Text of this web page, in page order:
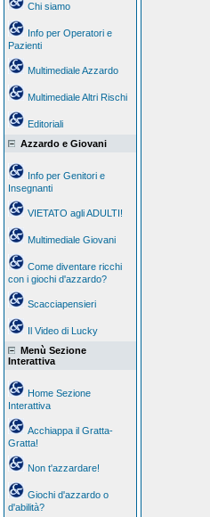
Chi siamo
Info per Operatori e
Pazienti
Multimediale Azzardo
Multimediale Altri Rischi
Editoriali
Azzardo e Giovani
Info per Genitori e
Insegnanti
VIETATO agli ADULTI!
Multimediale Giovani
Come diventare ricchi
con i giochi d'azzardo?
Scacciapensieri
Il Video di Lucky
Menù Sezione
Interattiva
Home Sezione
Interattiva
Acchiappa il Gratta-
Gratta!
Non t'azzardare!
Giochi d'azzardo o
d'abilità?